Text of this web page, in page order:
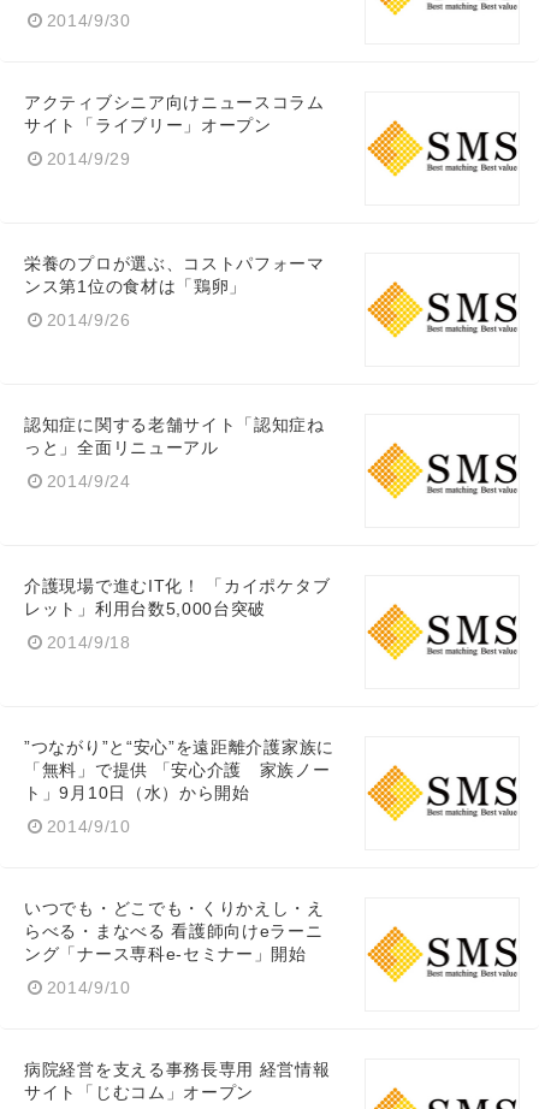
2014/9/30
アクティブシニア向けニュースコラム
サイト「ライブリー」オープン
2014/9/29
栄養のプロが選ぶ、コストパフォーマ
ンス第1位の食材は「鶏卵」
2014/9/26
認知症に関する老舗サイト「認知症ね
っと」全面リニューアル
2014/9/24
介護現場で進むIT化！ 「カイポケタブ
レット」利用台数5,000台突破
2014/9/18
”つながり”と“安心”を遠距離介護家族に
「無料」で提供 「安心介護 家族ノー
ト」9月10日（水）から開始
2014/9/10
いつでも・どこでも・くりかえし・え
らべる・まなべる 看護師向けeラーニ
ング「ナース専科e-セミナー」開始
2014/9/10
病院経営を支える事務長専用 経営情報
サイト「じむコム」オープン